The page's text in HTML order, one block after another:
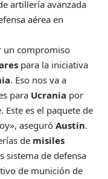
artillería avanzada
aérea en
un compromiso
para la iniciativa
. Eso nos va a
para Ucrania por
es el paquete de
aseguró Austin.
de misiles
sistema de defensa
de munición de